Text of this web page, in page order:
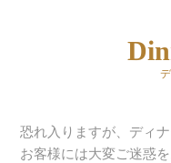
恐れ入りますが、ディ
お客様には大変ご迷惑